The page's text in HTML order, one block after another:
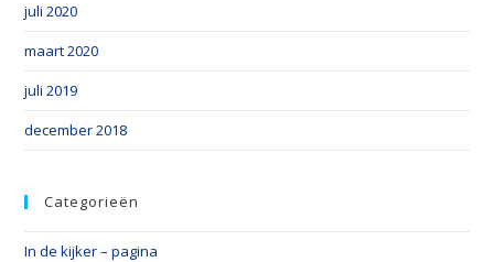
juli 2020
maart 2020
juli 2019
december 2018
Categorieën
In de kijker – pagina